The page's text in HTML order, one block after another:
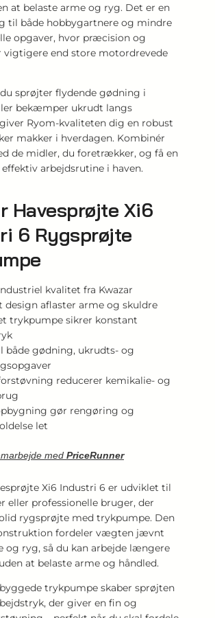
at belaste arme og ryg. Det er en
til både hobbygartnere og mindre
opgaver, hvor præcision og
end store motordrevede
sprøjter flydende gødning i
bekæmper ukrudt langs
Ryom-kvaliteten dig en robust
makker i hverdagen. Kombinér
de midler, du foretrækker, og få en
arbejdsrutine i haven.
Havesprøjte Xi6
6 Rygsprøjte
kvalitet fra Kwazar
design aflaster arme og skuldre
trykpumpe sikrer konstant
både gødning, ukrudts- og
reducerer kemikalie- og
gør rengøring og
let
med PriceRunner
Xi6 Industri 6 er udviklet til
eller professionelle bruger, der
rygsprøjte med trykpumpe. Den
fordeler vægten jævnt
og ryg, så du kan arbejde længere
at belaste arme og håndled.
trykpumpe skaber sprøjten
der giver en fin og